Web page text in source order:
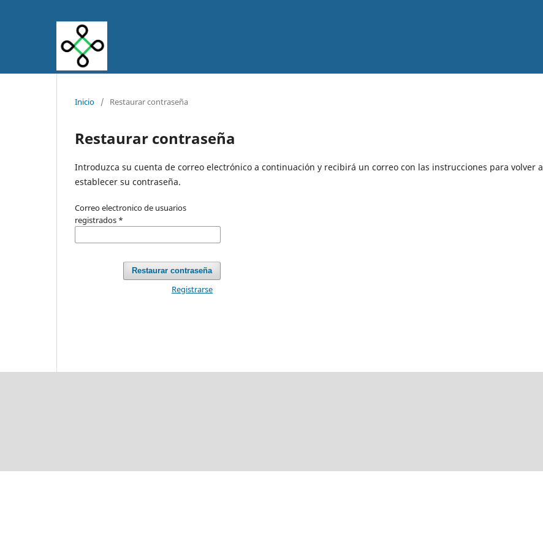
Inicio / Restaurar contraseña
Restaurar contraseña
Introduzca su cuenta de correo electrónico a continuación y recibirá un correo con las instrucciones para volver a
establecer su contraseña.
Correo electronico de usuarios
registrados *
Restaurar contraseña
Registrarse